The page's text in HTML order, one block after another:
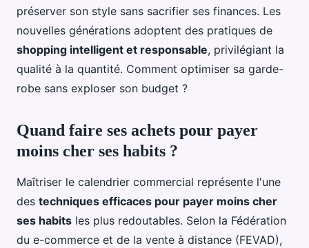
préserver son style sans sacrifier ses finances. Les
nouvelles générations adoptent des pratiques de
shopping intelligent et responsable, privilégiant la
qualité à la quantité. Comment optimiser sa garde-
robe sans exploser son budget ?
Quand faire ses achets pour payer
moins cher ses habits ?
Maîtriser le calendrier commercial représente l'une
des techniques efficaces pour payer moins cher
ses habits les plus redoutables. Selon la Fédération
du e-commerce et de la vente à distance (FEVAD),